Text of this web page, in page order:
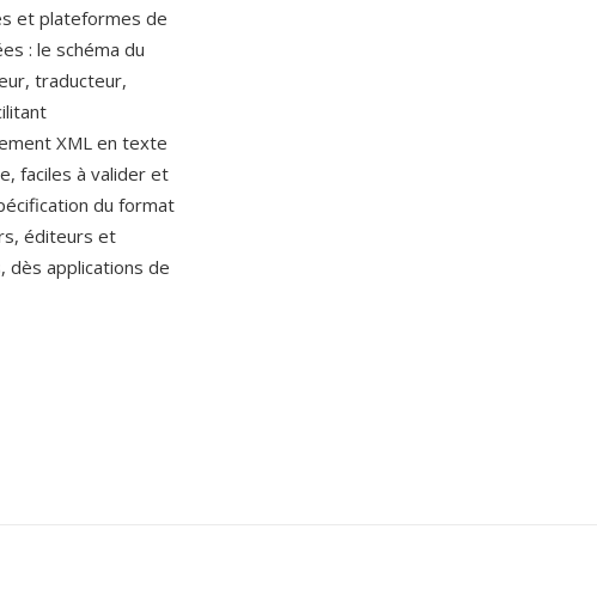
et plateformes de
: le schéma du
traducteur,
XML en texte
faciles à valider et
du format
éditeurs et
applications de